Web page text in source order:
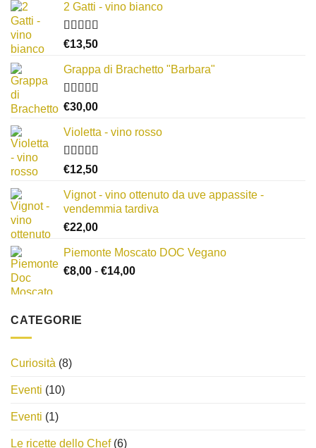
2 Gatti - vino bianco
Valutato
5
€13,50
Grappa di Brachetto "Barbara"
Valutato
€30,00
Violetta - vino rosso
Valutato
5
€12,50
Vignot - vino ottenuto da uve appassite -
vendemmia tardiva
€22,00
Piemonte Moscato DOC Vegano
€8,00 - €14,00Fascia
CATEGORIE
Curiosità (8)
Eventi (10)
Eventi (1)
Le ricette dello Chef(6)